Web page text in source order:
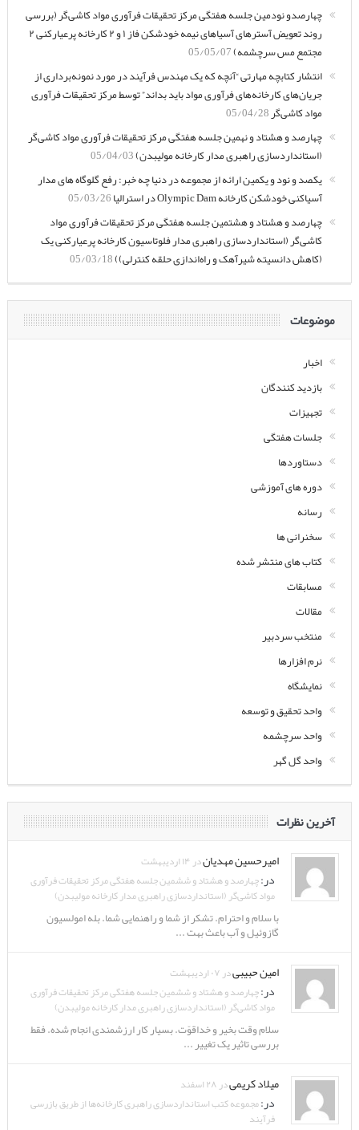
چهارصدو نودمین جلسه هفتگی مرکز تحقیقات فرآوری مواد کاشی‌گر (بررسی
روند تعویض آسترهای آسیاهای نیمه خودشکن فاز ۱ و ۲ کارخانه پرعیارکنی ۲
مجتمع مس سرچشمه)05/05/07
انتشار کتابچه مهارتی “آنچه که یک مهندس فرآیند در مورد نمونه‌برداری از
جریان‌های کارخانه‌های فرآوری مواد باید بداند” توسط مرکز تحقیقات فرآوری
مواد کاشی‌گر05/04/28
چهارصد و هشتاد و نهمین جلسه هفتگی مرکز تحقیقات فرآوری مواد کاشی‌گر
(استانداردسازی راهبری مدار کارخانه مولیبدن)05/04/03
یکصد و نود و یکمین ارائه از مجموعه در دنیا چه خبر: رفع گلوگاه های مدار
آسیاکنی خودشکن کارخانه Olympic Dam در استرالیا
05/03/26
چهارصد و هشتاد و هشتمین جلسه هفتگی مرکز تحقیقات فرآوری مواد
کاشی‌گر (استانداردسازی راهبری مدار فلوتاسیون کارخانه پرعیارکنی یک
(کاهش دانسیته شیرآهک و راه‌اندازی حلقه کنترلی))05/03/18
موضوعات
اخبار
بازدید کنندگان
تجهیزات
جلسات هفتگی
دستاوردها
دوره های آموزشی
رسانه
سخنرانی ها
کتاب های منتشر شده
مسابقات
مقالات
منتخب سردبیر
نرم افزارها
نمایشگاه
واحد تحقیق و توسعه
واحد سرچشمه
واحد گل گهر
آخرین نظرات
امیرحسین مهدیاندر ۱۴ اردیبهشت
در:چهارصد و هشتاد و ششمین جلسه هفتگی مرکز تحقیقات فرآوری
مواد کاشی‌گر (استانداردسازی راهبری مدار کارخانه مولیبدن)
با سلام و احترام. تشکر از شما و راهنمایی شما. بله امولسیون
گازوئیل و آب باعث بهت ...
امین حبیبیدر ۰۷ اردیبهشت
در:چهارصد و هشتاد و ششمین جلسه هفتگی مرکز تحقیقات فرآوری
مواد کاشی‌گر (استانداردسازی راهبری مدار کارخانه مولیبدن)
سلام وقت بخیر و خداقوّت. بسیار کار ارزشمندی انجام شده. فقط
بررسی تاثیر یک تغییر ...
میلاد کریمیدر ۲۸ اسفند
در:مجموعه کتب استانداردسازی راهبری کارخانه‌ها از طریق بازرسی
فرآیند